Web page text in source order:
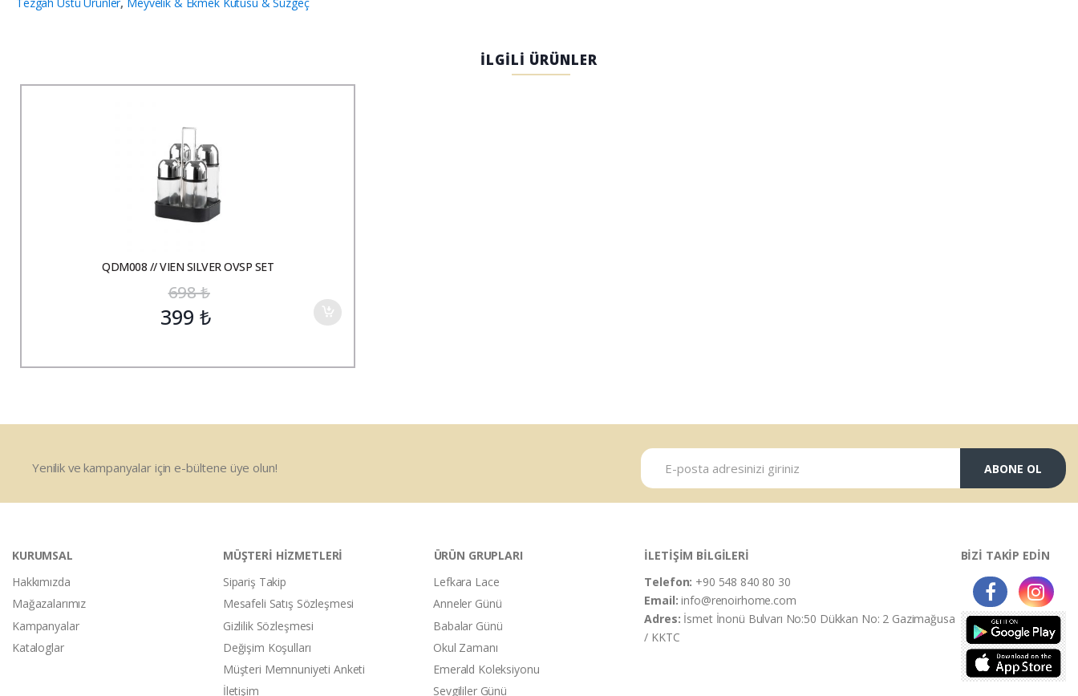
İLGİLİ ÜRÜNLER
QDM008 // VIEN SILVER OVSP SET
698₺
399 ₺
Yenilik ve kampanyalar için e-bültene üye olun! ABONE OL
KURUMSAL
Hakkımızda
Mağazalarımız
Kampanyalar
Kataloglar
MÜŞTERİ HİZMETLERİ
Sipariş Takip
Mesafeli Satış Sözleşmesi
Gizlilik Sözleşmesi
Değişim Koşulları
Müşteri Memnuniyeti Anketi
İletişim
ÜRÜN GRUPLARI
Lefkara Lace
Anneler Günü
Babalar Günü
Okul Zamanı
Emerald Koleksiyonu
Sevgililer Günü
İLETİŞİM BİLGİLERİ
Telefon: +90 548 840 80 30
Email:info@renoirhome.com
Adres: İsmet İnonü Bulvarı No:50 Dükkan No: 2 Gazimağusa
/ KKTC
BİZİ TAKİP EDİN